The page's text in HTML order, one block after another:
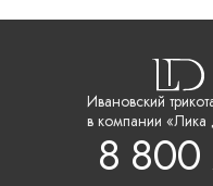
Ивановский
в компании
8